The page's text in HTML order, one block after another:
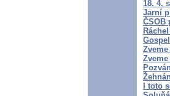
18. 4.
Jarní
ČSOB
I toto